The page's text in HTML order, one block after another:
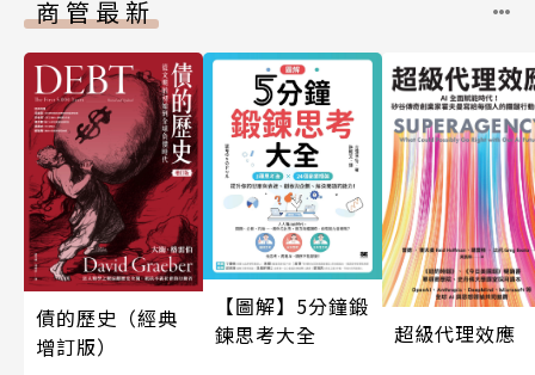
商管最新
債的歷史（經典
增訂版）
【圖解】5分鐘鍛
鍊思考大全
超級代理效應